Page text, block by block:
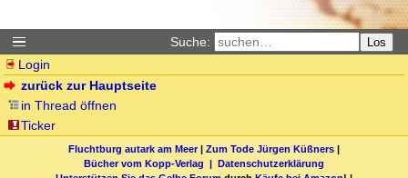
Suche: Los
Login
zurück zur Hauptseite
in Thread öffnen
Ticker
Fluchtburg autark am Meer| Zum Tode Jürgen Küßners |
Bücher vom Kopp-Verlag | Datenschutzerklärung